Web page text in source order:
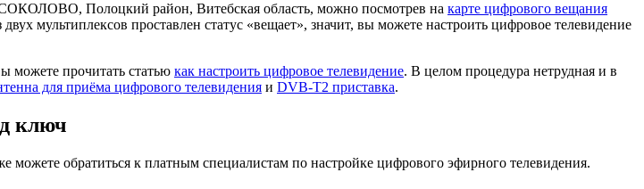
Полоцкий район, Витебская область, можно посмотрев на карте цифрового вещания
мультиплексов проставлен статус «вещает», значит, вы можете настроить цифровое телевидение
можете прочитать статью как настроить цифровое телевидение. В целом процедура нетрудная и в
для приёма цифрового телевидения и DVB-T2 приставка.
ключ
обратиться к платным специалистам по настройке цифрового эфирного телевидения.